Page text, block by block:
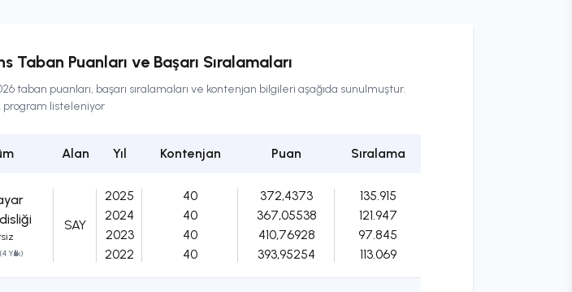
Taban Puanları ve Başarı Sıralamaları
taban puanları, başarı sıralamaları ve kontenjan bilgileri aşağıda sunulmuştur.
program listeleniyor
Alan Yıl Kontenjan Puan Sıralama
Yıllık)
SAY
2025
2024
2023
2022
40
40
40
40
372,4373
367,05538
410,76928
393,95254
135.915
121.947
97.845
113.069